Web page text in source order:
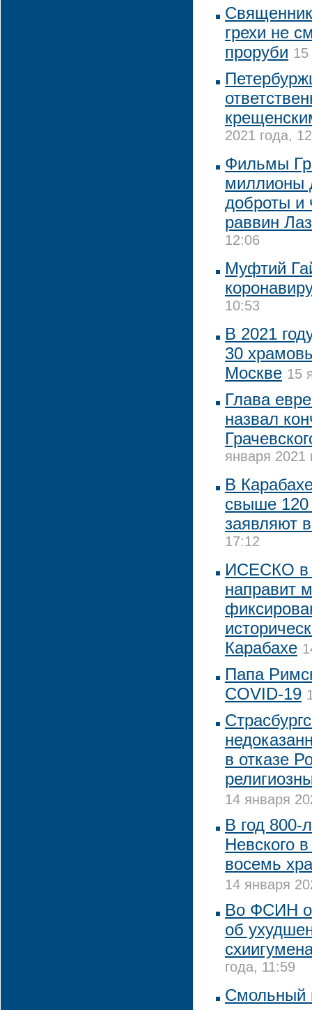
грехи не
проруби 15
2021 года,
Фильмы
миллионы
доброты и
раввин
12:06
Муфтий
10:53
В 2021
30
Москве 15
Глава
назвал
января 2021
В
свыше 120
заявляют
17:12
ИСЕСКО в
направит
Карабахе
Папа
COVID-19
в отказе
14 января
В год 800-
Невского
восемь
14 января
Во ФСИН
об
года, 11:59
Смольный